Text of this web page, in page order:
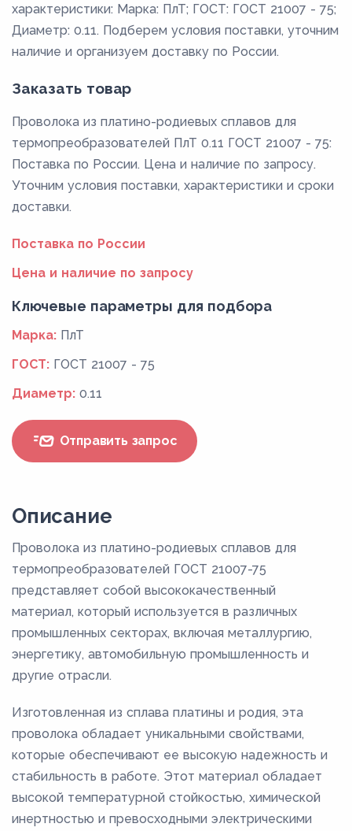
характеристики: Марка: ПлТ; ГОСТ: ГОСТ 21007 - 75;
Диаметр: 0.11. Подберем условия поставки, уточним
наличие и организуем доставку по России.
Заказать товар
Проволока из платино-родиевых сплавов для
термопреобразователей ПлТ 0.11 ГОСТ 21007 - 75:
Поставка по России. Цена и наличие по запросу.
Уточним условия поставки, характеристики и сроки
доставки.
Поставка по России
Цена и наличие по запросу
Ключевые параметры для подбора
Марка: ПлТ
ГОСТ: ГОСТ 21007 - 75
Диаметр: 0.11
Отправить запрос
Описание
Проволока из платино-родиевых сплавов для
термопреобразователей ГОСТ 21007-75
представляет собой высококачественный
материал, который используется в различных
промышленных секторах, включая металлургию,
энергетику, автомобильную промышленность и
другие отрасли.
Изготовленная из сплава платины и родия, эта
проволока обладает уникальными свойствами,
которые обеспечивают ее высокую надежность и
стабильность в работе. Этот материал обладает
высокой температурной стойкостью, химической
инертностью и превосходными электрическими